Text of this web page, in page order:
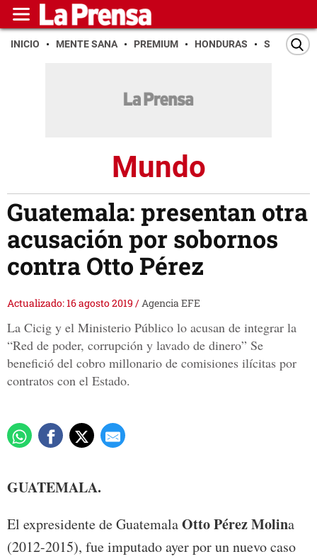
INICIO MENTE SANA PREMIUM HONDURAS SAN PEDRO
Mundo
Guatemala: presentan otra
acusación por sobornos
contra Otto Pérez
Actualizado: 16 agosto 2019 /Agencia EFE
La Cicig y el Ministerio Público lo acusan de integrar la
“Red de poder, corrupción y lavado de dinero” Se
benefició del cobro millonario de comisiones ilícitas por
contratos con el Estado.
GUATEMALA.
El expresidente de GuatemalaOtto Pérez Molina
(2012-2015), fue imputado ayer por un nuevo caso